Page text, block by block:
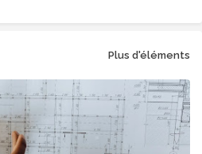
Plus d'éléments